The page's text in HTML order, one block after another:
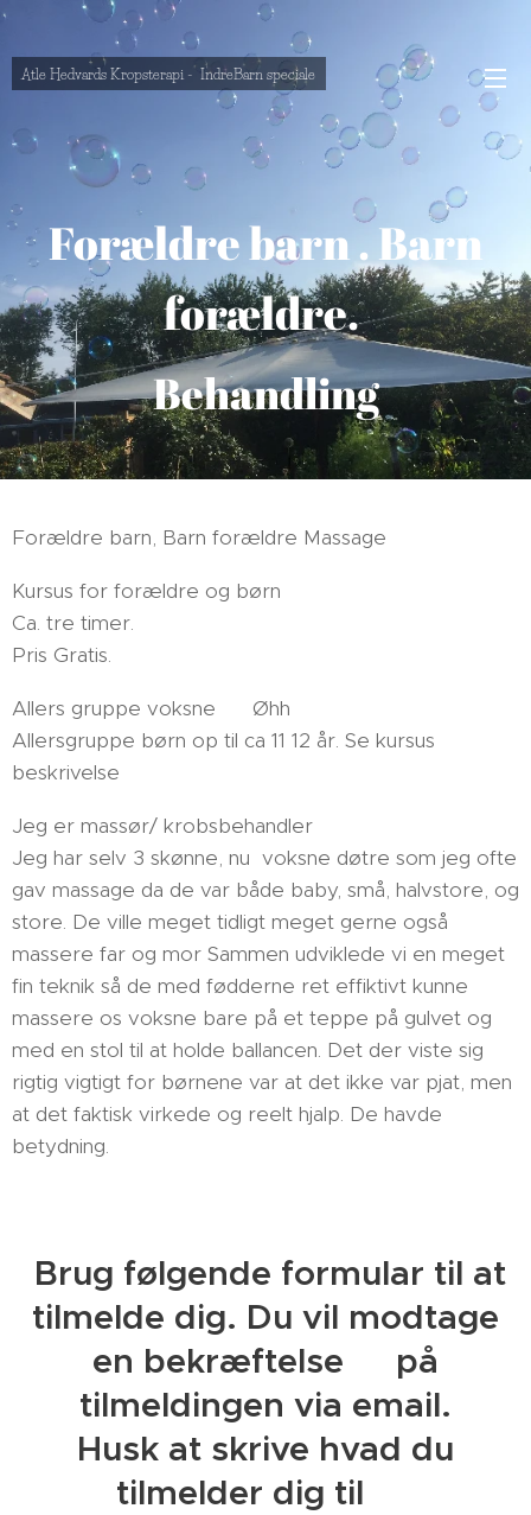
Atle Hedvards Kropsterapi - IndreBarn speciale
Forældre barn . Barn
forældre.
Behandling
Forældre barn, Barn forældre Massage
Kursus for forældre og børn
Ca. tre timer.
Pris Gratis.
Allers gruppe voksne 😁 Øhh
Allersgruppe børn op til ca 11 12 år. Se kursus
beskrivelse
Jeg er massør/ krobsbehandler
Jeg har selv 3 skønne, nu voksne døtre som jeg ofte
gav massage da de var både baby, små, halvstore, og
store. De ville meget tidligt meget gerne også
massere far og mor Sammen udviklede vi en meget
fin teknik så de med fødderne ret effiktivt kunne
massere os voksne bare på et teppe på gulvet og
med en stol til at holde ballancen. Det der viste sig
rigtig vigtigt for børnene var at det ikke var pjat, men
at det faktisk virkede og reelt hjalp. De havde
betydning.
Brug følgende formular til at
tilmelde dig. Du vil modtage
en bekræftelse👍 på
tilmeldingen via email.
Husk at skrive hvad du
tilmelder dig til 🥰